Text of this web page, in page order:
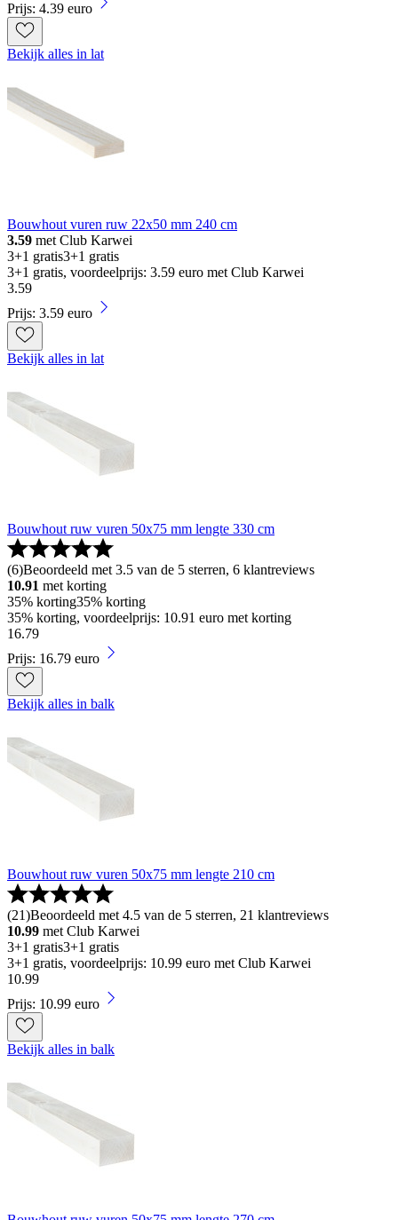
Prijs: 4.39 euro
Bekijk alles in lat
Bouwhout vuren ruw 22x50 mm 240 cm
3.59 met Club Karwei
3+1 gratis3+1 gratis
3+1 gratis, voordeelprijs: 3.59 euro met Club Karwei
3.59
Prijs: 3.59 euro
Bekijk alles in lat
Bouwhout ruw vuren 50x75 mm lengte 330 cm
(6)Beoordeeld met 3.5 van de 5 sterren, 6 klantreviews
10.91 met korting
35% korting35% korting
35% korting, voordeelprijs: 10.91 euro met korting
16.79
Prijs: 16.79 euro
Bekijk alles in balk
Bouwhout ruw vuren 50x75 mm lengte 210 cm
(21)Beoordeeld met 4.5 van de 5 sterren, 21 klantreviews
10.99 met Club Karwei
3+1 gratis3+1 gratis
3+1 gratis, voordeelprijs: 10.99 euro met Club Karwei
10.99
Prijs: 10.99 euro
Bekijk alles in balk